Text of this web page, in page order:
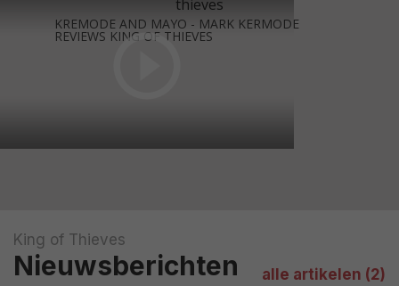
KREMODE AND MAYO - MARK KERMODE
REVIEWS KING OF THIEVES
alle artikelen (2)
King of Thieves
Nieuwsberichten